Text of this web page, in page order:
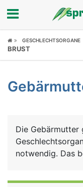
Fokus
Symptome
News
GESCHLECHTSORGANE
BRUST
Die
notwendig. Das